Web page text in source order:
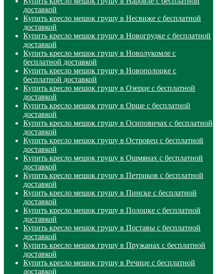
доставкой
Купить кресло мешок грушу в Несвиже с бесплатной
доставкой
Купить кресло мешок грушу в Новогрудке с бесплатной
доставкой
Купить кресло мешок грушу в Новолукомле с
бесплатной доставкой
Купить кресло мешок грушу в Новополоцке с
бесплатной доставкой
Купить кресло мешок грушу в Озерце с бесплатной
доставкой
Купить кресло мешок грушу в Орше с бесплатной
доставкой
Купить кресло мешок грушу в Осиповичах с бесплатной
доставкой
Купить кресло мешок грушу в Островец с бесплатной
доставкой
Купить кресло мешок грушу в Ошмянах с бесплатной
доставкой
Купить кресло мешок грушу в Петриков с бесплатной
доставкой
Купить кресло мешок грушу в Пинске с бесплатной
доставкой
Купить кресло мешок грушу в Полоцке с бесплатной
доставкой
Купить кресло мешок грушу в Поставы с бесплатной
доставкой
Купить кресло мешок грушу в Пружанах с бесплатной
доставкой
Купить кресло мешок грушу в Речице с бесплатной
доставкой